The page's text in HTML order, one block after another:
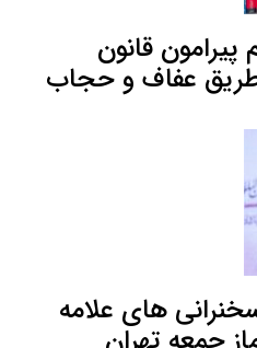
قانون
طریق عفاف و حجاب
های علامه